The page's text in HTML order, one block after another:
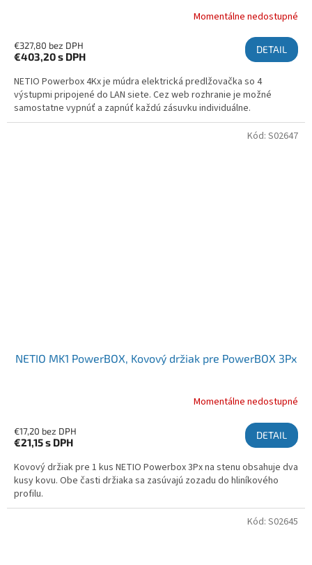
Momentálne nedostupné
€327,80 bez DPH
€403,20s DPH
DETAIL
NETIO Powerbox 4Kx je múdra elektrická predlžovačka so 4
výstupmi pripojené do LAN siete. Cez web rozhranie je možné
samostatne vypnúť a zapnúť každú zásuvku individuálne.
NETIO MK1 PowerBOX, Kovový držiak pre PowerBOX 3Px
Momentálne nedostupné
€17,20 bez DPH
€21,15s DPH
DETAIL
Kovový držiak pre 1 kus NETIO Powerbox 3Px na stenu obsahuje dva
kusy kovu. Obe časti držiaka sa zasúvajú zozadu do hliníkového
profilu.
Kód: S02647
Kód: S02645